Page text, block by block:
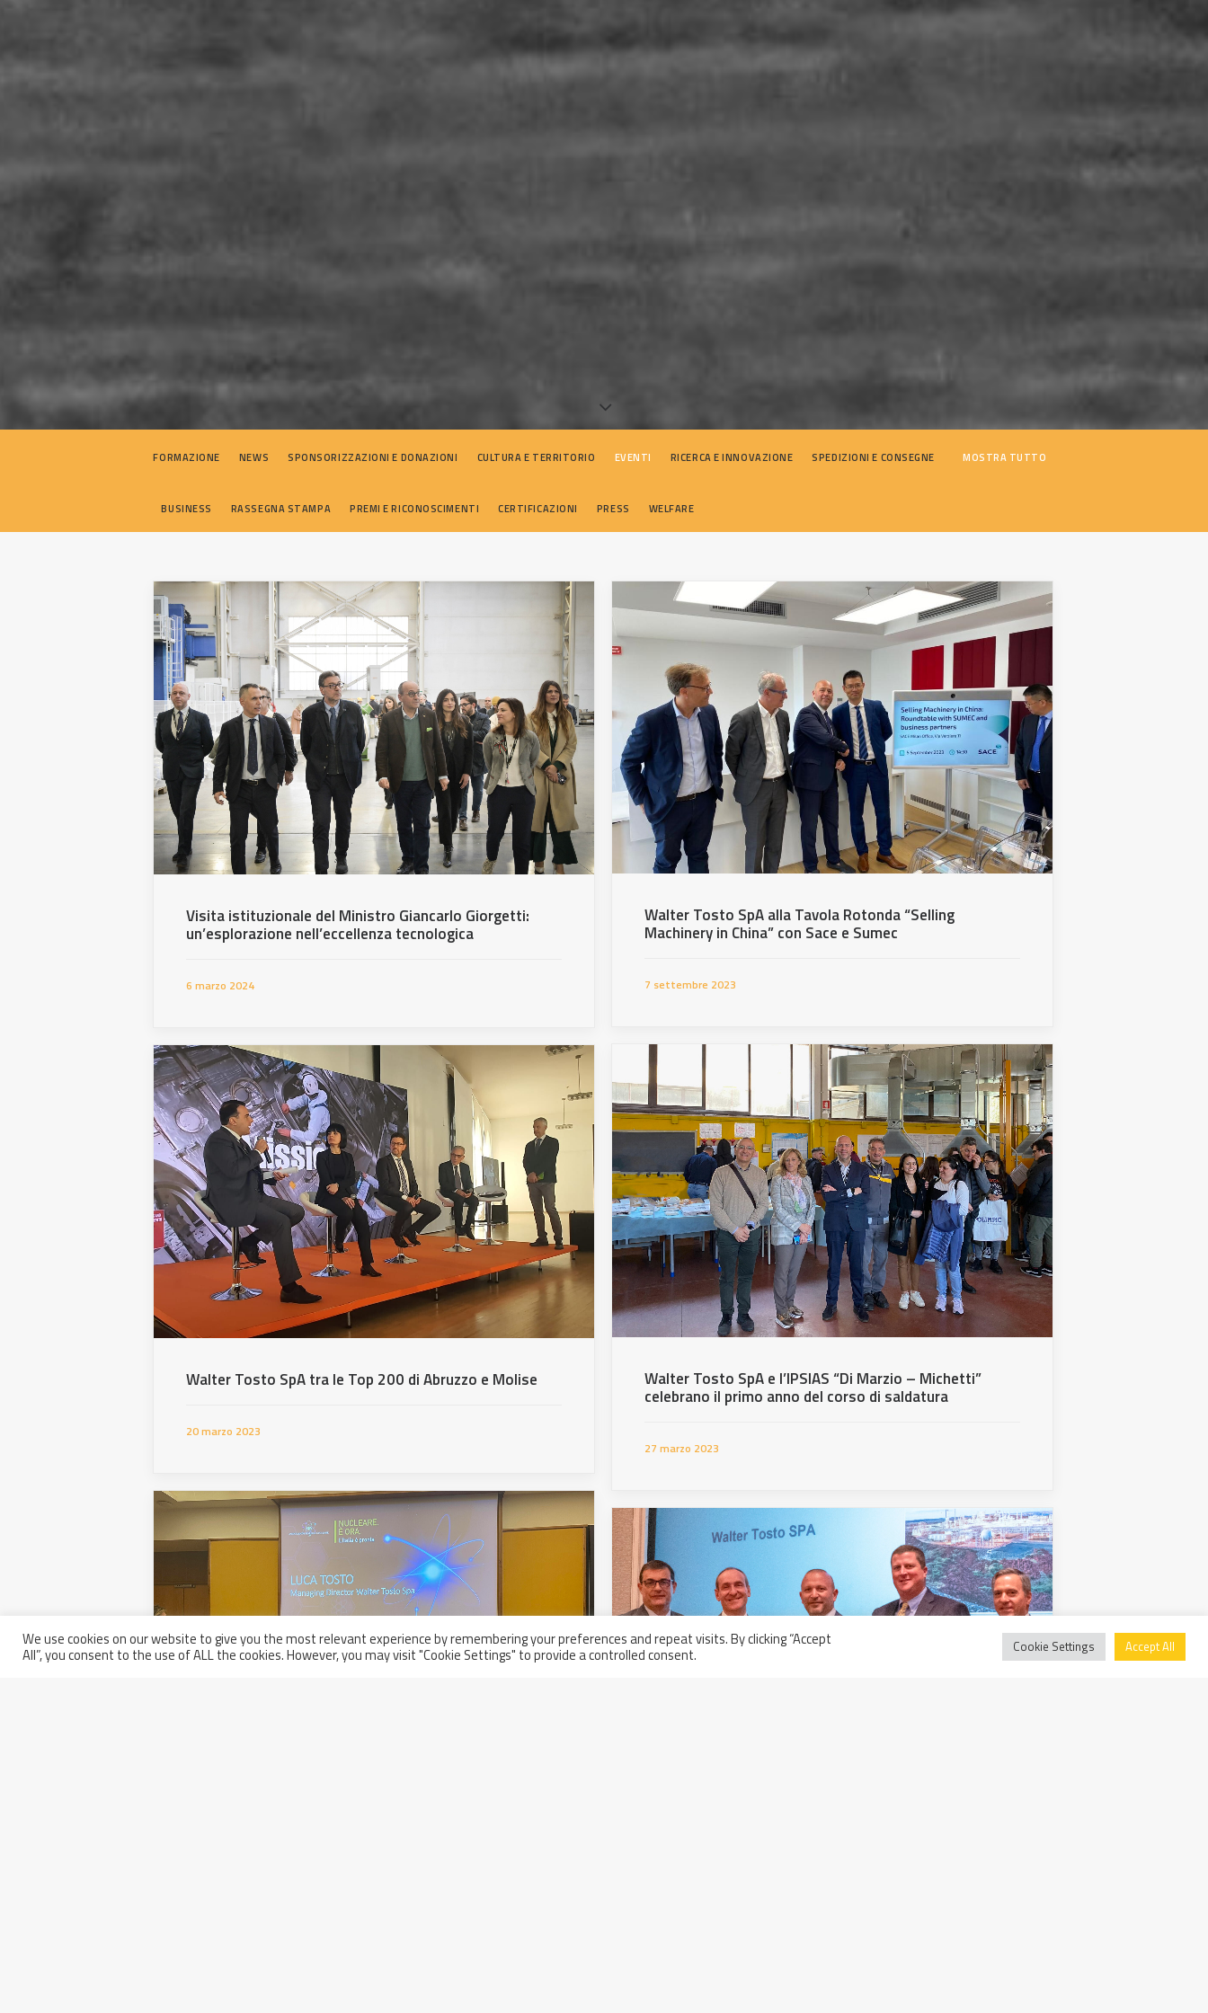
MOSTRA TUTTO
FORMAZIONE NEWS SPONSORIZZAZIONI E DONAZIONI CULTURA E TERRITORIO EVENTI RICERCA E INNOVAZIONE SPEDIZIONI E CONSEGNE
BUSINESS RASSEGNA STAMPA PREMI E RICONOSCIMENTI CERTIFICAZIONI PRESS WELFARE
Visita istituzionale del Ministro Giancarlo Giorgetti:
un’esplorazione nell’eccellenza tecnologica
6 marzo 2024
Walter Tosto SpA alla Tavola Rotonda “Selling
Machinery in China” con Sace e Sumec
7 settembre 2023
Walter Tosto SpA e l’IPSIAS “Di Marzio – Michetti”
celebrano il primo anno del corso di saldatura
27 marzo 2023
Walter Tosto SpA tra le Top 200 di Abruzzo e Molise
20 marzo 2023
We use cookies on our website to give you the most relevant experience by remembering your preferences and repeat visits. By clicking “Accept
All”, you consent to the use of ALL the cookies. However, you may visit "Cookie Settings" to provide a controlled consent. Cookie Settings Accept All